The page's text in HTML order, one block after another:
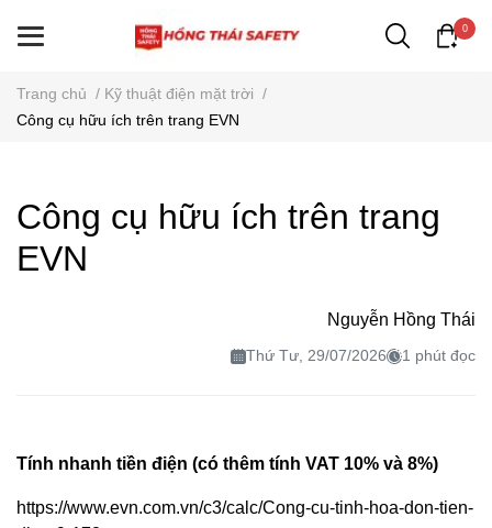
0
Trang chủ / Kỹ thuật điện mặt trời /
Công cụ hữu ích trên trang EVN
Công cụ hữu ích trên trang
EVN
Nguyễn Hồng Thái
Thứ Tư, 29/07/2026 1 phút đọc
Tính nhanh tiền điện (có thêm tính VAT 10% và 8%)
https://www.evn.com.vn/c3/calc/Cong-cu-tinh-hoa-don-tien-